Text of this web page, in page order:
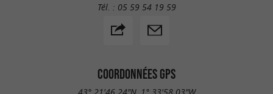
Tél. : 05 59 54 19 59
COORDONNÉES GPS